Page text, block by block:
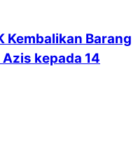
Kembalikan Barang
kepada 14